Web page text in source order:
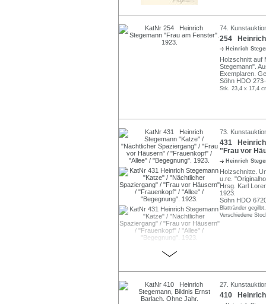
74.
254 Heinrich
Heinrich
Holzschnitt auf
Stegemann".
Exemplaren.
Söhn HDO
Stk. 23,4 x 17,4
73.
431 Heinrich
"Frau vor
Heinrich
Holzschnitte.
u.re.
Hrsg. Karl
1923.
Söhn HDO
Blattränder
Verschiedene
27.
410 Heinrich